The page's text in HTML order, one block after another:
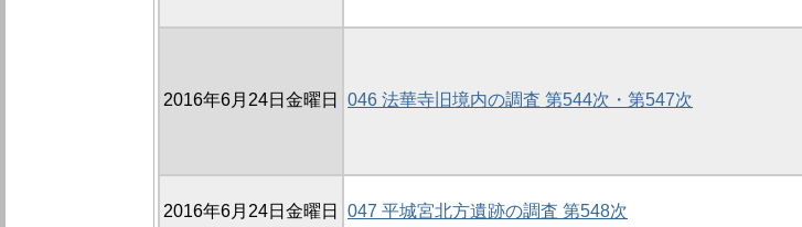
2016年6月24日金曜日 046 法華寺旧境内の調査 第544次・第547次
2016年6月24日金曜日 047 平城宮北方遺跡の調査 第548次